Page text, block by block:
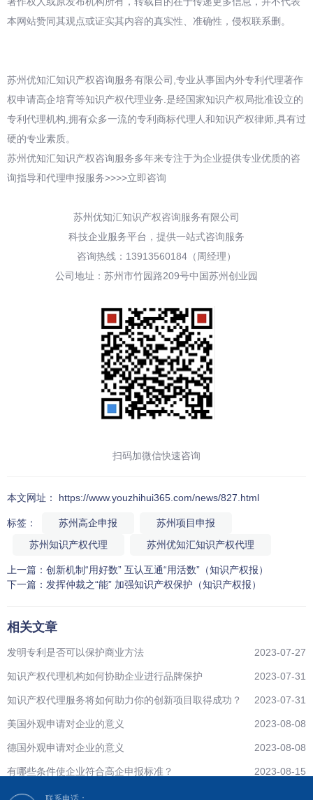
本网站赞同其观点或证实其内容的真实性、准确性，侵权联系删。
苏州优知汇知识产权咨询服务有限公司,专业从事国内外专利代理著作
权申请高企培育等知识产权代理业务.是经国家知识产权局批准设立的
专利代理机构,拥有众多一流的专利商标代理人和知识产权律师,具有过
硬的专业素质。
苏州优知汇知识产权咨询服务多年来专注于为企业提供专业优质的咨
询指导和代理申报服务>>>>立即咨询
苏州优知汇知识产权咨询服务有限公司
科技企业服务平台，提供一站式咨询服务
咨询热线：13913560184（周经理）
公司地址：苏州市竹园路209号中国苏州创业园
扫码加微信快速咨询
本文网址： https://www.youzhihui365.com/news/827.html
标签： 苏州高企申报
苏州项目申报
苏州知识产权代理
苏州优知汇知识产权代理
上一篇： 创新机制“用好数” 互认互通“用活数”（知识产权报）
下一篇： 发挥仲裁之“能” 加强知识产权保护（知识产权报）
相关文章
2023-07-27
发明专利是否可以保护商业方法
2023-07-31
知识产权代理机构如何协助企业进行品牌保护
2023-07-31
知识产权代理服务将如何助力你的创新项目取得成功？
2023-08-08
美国外观申请对企业的意义
2023-08-08
德国外观申请对企业的意义
2023-08-15
有哪些条件使企业符合高企申报标准？